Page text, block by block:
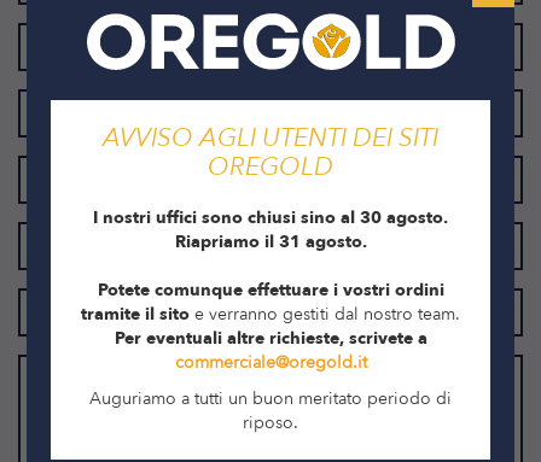
AVVISO AGLI UTENTI DEI SITI
OREGOLD
I nostri uffici sono chiusi sino al 30 agosto.
Riapriamo il 31 agosto.
Potete comunque effettuare i vostri ordini
tramite il sito e verranno gestiti dal nostro team.
Per eventuali altre richieste, scrivete a
commerciale@oregold.it
Auguriamo a tutti un buon meritato periodo di
riposo.